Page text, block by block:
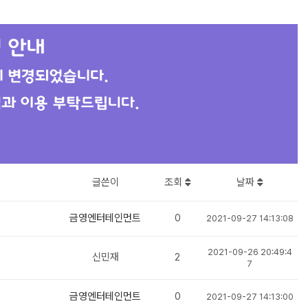
글쓴이 조회 날짜
금영엔터테인먼트 0 2021-09-27 14:13:08
신민재 2
2021-09-26 20:49:4
7
금영엔터테인먼트 0 2021-09-27 14:13:00